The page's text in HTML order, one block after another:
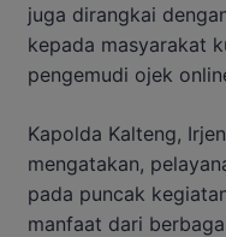
juga dirangkai
kepada masyarakat
pengemudi ojek
Kapolda Kalteng,
mengatakan,
pada puncak
manfaat dari